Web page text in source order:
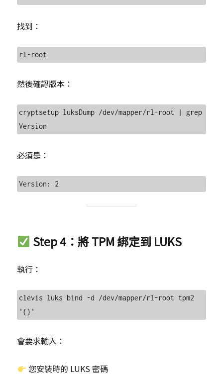
找到：
然後確認版本：
cryptsetup luksDump /dev/mapper/rl-root | grep
必須是：
Step 4：將 TPM 綁定到 LUKS
執行：
clevis luks bind -d /dev/mapper/rl-root tpm2
會要求輸入：
您安裝時的 LUKS 密碼